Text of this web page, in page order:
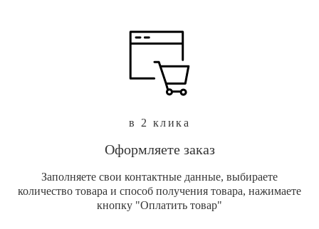
в 2 клика
Оформляете заказ
Заполняете свои контактные данные, выбираете
количество товара и способ получения товара, нажимаете
кнопку "Оплатить товар"